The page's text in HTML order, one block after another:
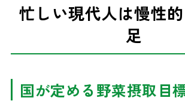
忙しい現代人は慢性
足
国が定める野菜摂取目